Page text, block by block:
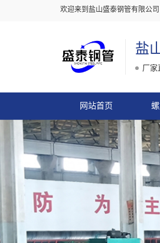
欢迎来到盐山盛泰钢管有限公司
盐
厂家
网站首页